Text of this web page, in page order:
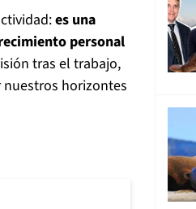
es una
personal
tras el trabajo,
horizontes